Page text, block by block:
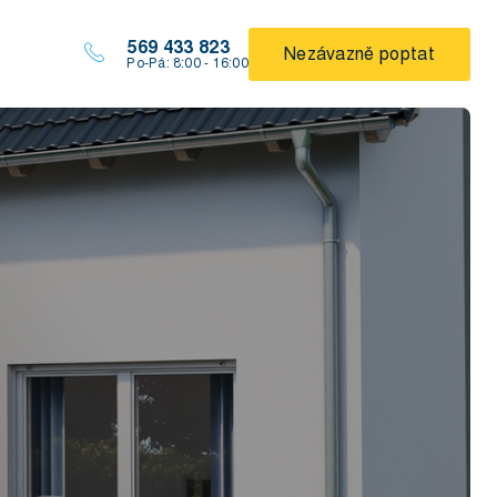
569 433 823
Po-Pá: 8:00 - 16:00 Nezávazně poptat